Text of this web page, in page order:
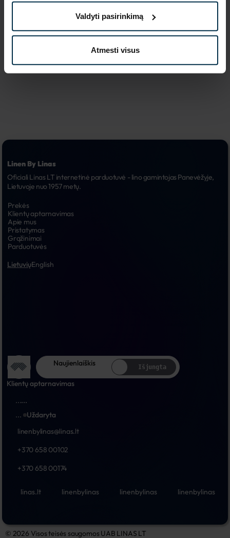
Valdyti pasirinkimą
Atmesti visus
Linas 100%
Piešinio kodas
9429
Linen By Linas
Oficiali Linas LT internetinė parduotuvė - lino gamintojas Panevėžyje,
Lietuvoje nuo 1957 metų.
Prekės
Klientų aptarnavimas
Apie mus
Pristatymas
Grąžinimai
Parduotuvės
LietuviųEnglish
Naujienlaiškis Išjungta
Klientų aptarnavimas
......
...
Uždaryta
linenbylinas@linas.lt
+370 658 00102
+370 658 00174
linas.lt linenbylinas linenbylinas linenbylinas
© 2026 Visos teisės saugomos UAB LINAS LT